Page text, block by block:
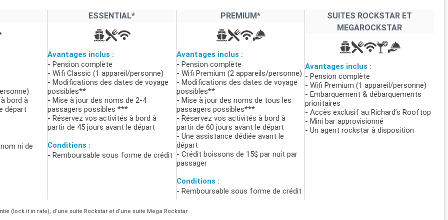
bord à
départ
ni de
ESSENTIAL*
Avantages inclus :
- Pension complète
- Wifi Classic (1 appareil/personne)
- Modifications des dates de voyage
possibles**
- Mise à jour des noms de 2-4
passagers possibles ***
- Réservez vos activités à bord à
partir de 45 jours avant le départ
Conditions :
- Remboursable sous forme de crédit
PREMIUM*
Avantages inclus :
- Pension complète
- Wifi Premium (2 appareils/personne)
- Modifications des dates de voyage
possibles**
- Mise à jour des noms de tous les
passagers possibles***
- Réservez vos activités à bord à
partir de 60 jours avant le départ
- Une assistance dédiée avant le
départ
- Crédit boissons de 15$ par nuit par
passager
Conditions :
- Remboursable sous forme de crédit
SUITES ROCKSTAR ET
MEGAROCKSTAR
Avantages inclus :
- Pension complète
- Wifi Premium (1 appareil/personne)
- Embarquement & débarquements
prioritaires
- Accès exclusif au Richard’s Rooftop
- Mini bar approvisionné
- Un agent rockstar à disposition
(lock it in rate), d’une suite Rockstar et d’une suite Mega Rockstar